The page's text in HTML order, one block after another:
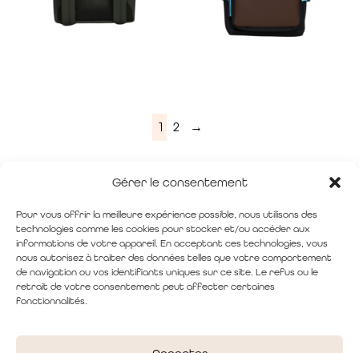
Gérer le consentement
Pour vous offrir la meilleure expérience possible, nous utilisons des
technologies comme les cookies pour stocker et/ou accéder aux
informations de votre appareil. En acceptant ces technologies, vous
nous autorisez à traiter des données telles que votre comportement
de navigation ou vos identifiants uniques sur ce site. Le refus ou le
retrait de votre consentement peut affecter certaines
fonctionnalités.
1 2 →